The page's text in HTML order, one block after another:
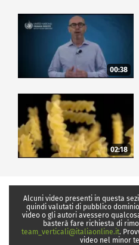
00:38
02:18
Alcuni video presenti in questa
quindi valutati di pubblico
video o gli autori avessero
basterà fare richiesta di
team_verticali@italiaonline.it.
video nel minor